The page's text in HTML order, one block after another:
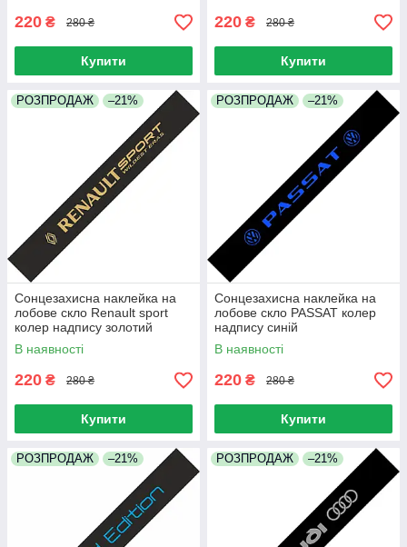
220 ₴ 280 ₴
Купити
220 ₴ 280 ₴
Купити
РОЗПРОДАЖ –21%
Сонцезахисна наклейка на
лобове скло Renault sport
колер надпису золотий
В наявності
220 ₴ 280 ₴
Купити
РОЗПРОДАЖ –21%
Сонцезахисна наклейка на
лобове скло PASSAT колер
надпису синій
В наявності
220 ₴ 280 ₴
Купити
РОЗПРОДАЖ –21% РОЗПРОДАЖ –21%